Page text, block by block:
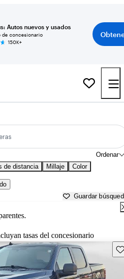
Autos nuevos y usados
de concesionario
150K+
Ordenar
de distancia Millaje Color
Guardar
tasas del concesionario